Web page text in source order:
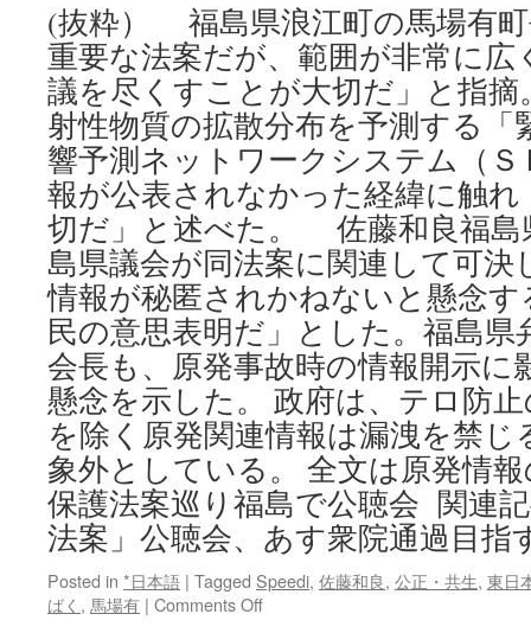
(抜粋） 福島県浪江町の馬場有
重要な法案だが、範囲が非常に広
議を尽くすことが大切だ」と指摘
射性物質の拡散分布を予測する「
響予測ネットワークシステム（Ｓ
報が公表されなかった経緯に触れ
切だ」と述べた。 佐藤和良福島
島県議会が同法案に関連して可決
情報が秘匿されかねないと懸念
民の意思表明だ」とした。福島県
会長も、原発事故時の情報開示に
懸念を示した。 政府は、テロ防
を除く原発関連情報は漏洩を禁じ
象外としている。 全文は原発情
保護法案巡り福島で公聴会 関連
法案」公聴会、あす衆院通過目指
Posted in *日本語 | Tagged Speedi, 佐藤和良, 公正・共生, 東日
ばく , 馬場有 | Comments Offon